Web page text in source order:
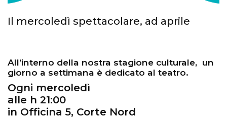
Il mercoledì spettacolare, ad aprile
All’interno della nostra stagione culturale, un
giorno a settimana è dedicato al teatro.
Ogni mercoledì
alle h 21:00
in Officina 5, Corte Nord